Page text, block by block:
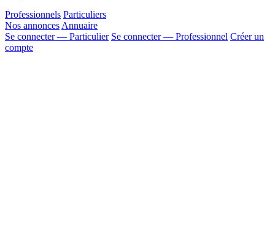
Professionnels Particuliers
Nos annonces Annuaire
Se connecter — Particulier Se connecter — Professionnel Créer un
compte